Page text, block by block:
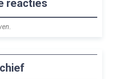
reacties